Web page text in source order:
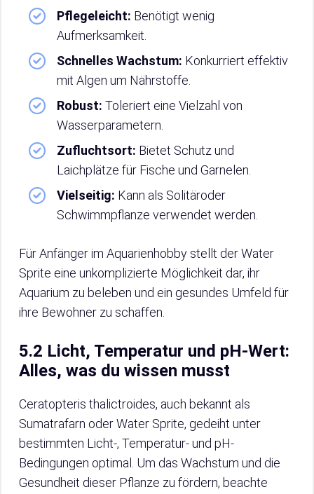
Pflegeleicht: Benötigt wenig
Aufmerksamkeit.
Schnelles Wachstum: Konkurriert effektiv
mit Algen um Nährstoffe.
Robust: Toleriert eine Vielzahl von
Wasserparametern.
Zufluchtsort: Bietet Schutz und
Laichplätze für Fische und Garnelen.
Vielseitig: Kann als Solitäroder
Schwimmpflanze verwendet werden.
Für Anfänger im Aquarienhobby stellt der Water
Sprite eine unkomplizierte Möglichkeit dar, ihr
Aquarium zu beleben und ein gesundes Umfeld für
ihre Bewohner zu schaffen.
5.2 Licht, Temperatur und pH-Wert:
Alles, was du wissen musst
Ceratopteris thalictroides, auch bekannt als
Sumatrafarn oder Water Sprite, gedeiht unter
bestimmten Licht-, Temperatur- und pH-
Bedingungen optimal. Um das Wachstum und die
Gesundheit dieser Pflanze zu fördern, beachte